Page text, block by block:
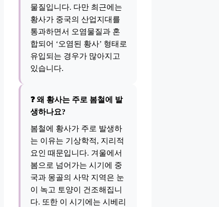
물질입니다. 다만 최근에는
황사가 중국의 산업지대를
통과하면서 오염물질과 혼
합되어 ‘오염된 황사’ 형태로
유입되는 경우가 많아지고
있습니다.
❓ 왜 황사는 주로 봄철에 발
생하나요?
봄철에 황사가 주로 발생하
는 이유는 기상학적, 지리적
요인 때문입니다. 겨울에서
봄으로 넘어가는 시기에 중
국과 몽골의 사막 지역은 눈
이 녹고 토양이 건조해집니
다. 또한 이 시기에는 시베리